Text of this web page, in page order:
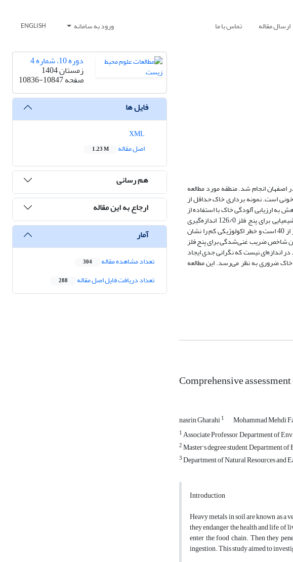
ارسال مقاله تماس با ما ورود به سامانه ENGLISH
انجام شد. منطقه مورد مطالعه
است. نمونه برداری خاک حداقل از
ارزیابی آلودگی خاک با استفاده از
شاخص‌های آلودگی شامل: فاکتور غنی‌شدگی، شاخص زمین‌انباشتگی، فاکتورآلودگی و خطر اکولوژیکی پرداخته شد. میانگین شاخص ژئوشیمیایی برای پنج فلز 126/0 اندازه‌گیری
شدکه در کلاس یک یعنی غیر آلوده قرار دارد. میانگین شاخص خطر اکولوژیکی برای پنج فلز اندازه‌گیری شده 925/13 محاسبه شد. که کمتر از 40 است و خطر اکولوژیکی کم را نشان
را نشان می‌دهد. میانگین شاخص ضریب غنی‌شدگی برای پنج فلز
در اندازه‌ای نیست که نگرانی جدی ایجاد
ضروری به نظر می‌رسد. این مطالعه
Comprehensive
nasrin Gharahi1 Mohammad Mehdi
1Associate Professor, Department of
2Master's degree student, Department
3Department of Natural Resources and
Introduction
Heavy metals in soil are known as a
they endanger the health and life of
enter the food chain. Then they
ingestion. This study aimed to
دوره 10، شماره 4
زمستان 1404
صفحه10836-10847
فایل ها
اصل مقاله
1.23 M
هم رسانی
ارجاع به این مقاله
آمار
تعداد مشاهده مقاله 304
تعداد دریافت فایل اصل مقاله 288